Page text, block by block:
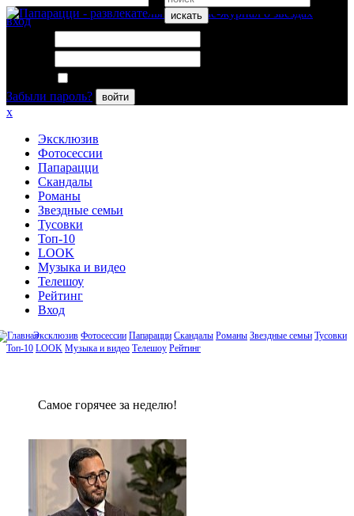
искать
вход
Забыли пароль?
войти
x
Эксклюзив
Фотосессии
Папарацци
Скандалы
Романы
Звездные семьи
Тусовки
Топ-10
LOOK
Музыка и видео
Телешоу
Рейтинг
Вход
Эксклюзив Фотосессии Папарацци Скандалы Романы Звездные семьи Тусовки
Топ-10 LOOK Музыка и видео Телешоу Рейтинг
Сaмое гoрячее за неделю!